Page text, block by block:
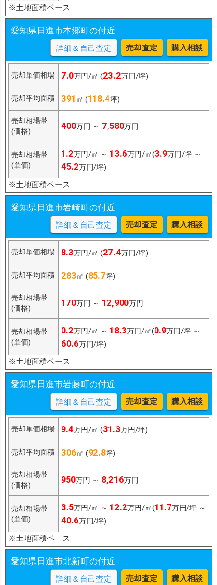
※土地面積ベース
愛知県日進市本郷町の付近
詳細＆自己査定 売却査定 購入相談
売却単価相場 7.0万円/㎡ (23.2万円/坪)
売却平均面積 391 ㎡ (118.4坪)
売却相場帯
(価格)
400万円 ～ 7,580万円
売却相場帯
(単価)
1.2万円/㎡ ～ 13.6万円/㎡(3.9万円/坪 ～
45.2万円/坪)
※土地面積ベース
愛知県日進市岩崎町の付近
詳細＆自己査定 売却査定 購入相談
売却単価相場 8.3万円/㎡ (27.4万円/坪)
売却平均面積 283㎡ (85.7坪)
売却相場帯
(価格)
170万円 ～ 12,900万円
売却相場帯
(単価)
0.2万円/㎡ ～ 18.3万円/㎡(0.9万円/坪 ～
60.6万円/坪)
※土地面積ベース
愛知県日進市岩藤町の付近
詳細＆自己査定 売却査定 購入相談
売却単価相場 9.4万円/㎡ (31.3万円/坪)
売却平均面積 306㎡ (92.8坪)
売却相場帯
(価格)
950万円 ～ 8,216万円
売却相場帯
(単価)
3.5万円/㎡ ～ 12.2万円/㎡(11.7万円/坪 ～
40.6万円/坪)
※土地面積ベース
愛知県日進市北新町の付近
詳細＆自己査定 売却査定 購入相談